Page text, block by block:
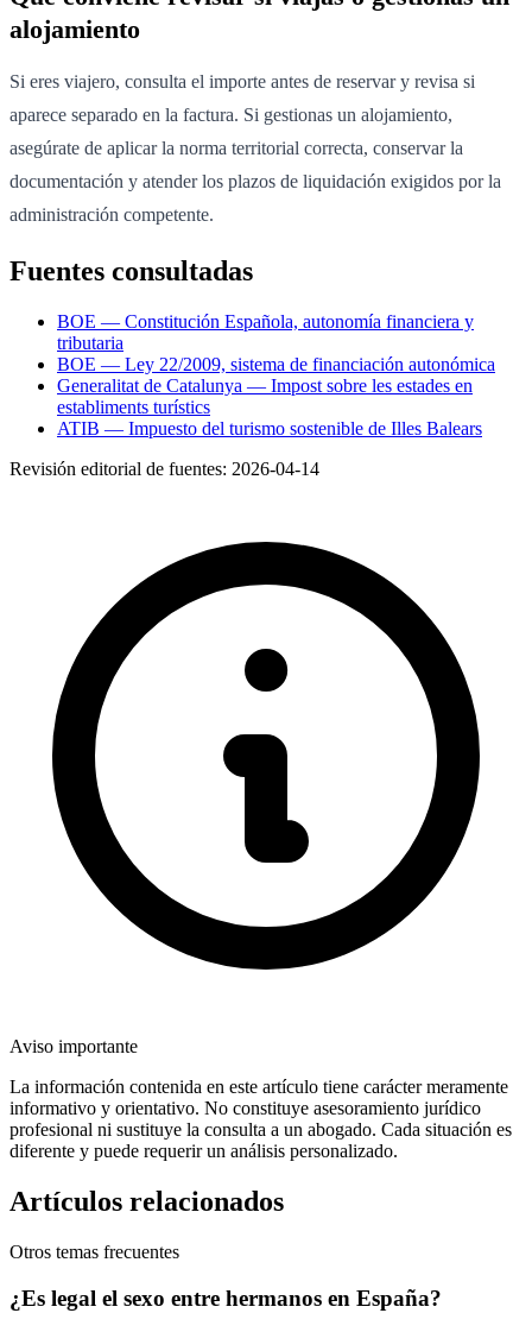
alojamiento
Si eres viajero, consulta el importe antes de reservar y revisa si
aparece separado en la factura. Si gestionas un alojamiento,
asegúrate de aplicar la norma territorial correcta, conservar la
documentación y atender los plazos de liquidación exigidos por la
administración competente.
Fuentes consultadas
BOE — Constitución Española, autonomía financiera y
tributaria
BOE — Ley 22/2009, sistema de financiación autonómica
Generalitat de Catalunya — Impost sobre les estades en
establiments turístics
ATIB — Impuesto del turismo sostenible de Illes Balears
Revisión editorial de fuentes: 2026-04-14
Aviso importante
La información contenida en este artículo tiene carácter meramente
informativo y orientativo. No constituye asesoramiento jurídico
profesional ni sustituye la consulta a un abogado. Cada situación es
diferente y puede requerir un análisis personalizado.
Artículos relacionados
Otros temas frecuentes
¿Es legal el sexo entre hermanos en España?